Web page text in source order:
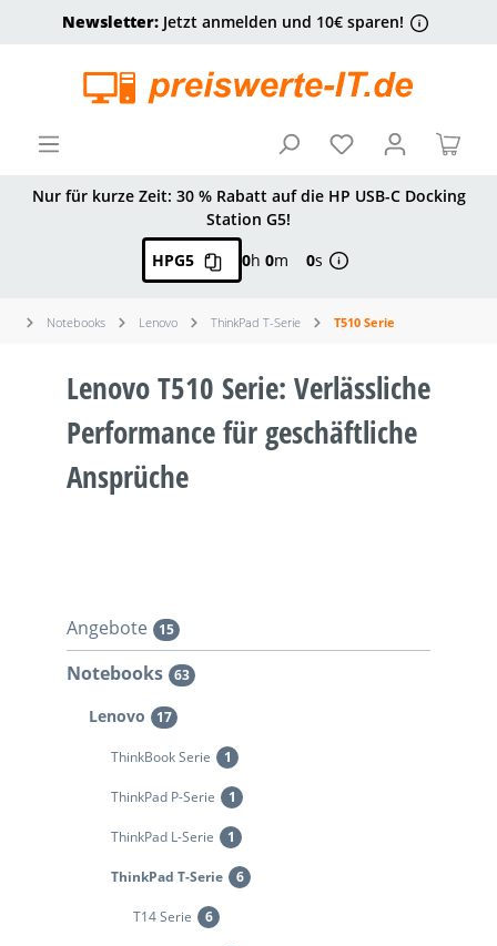
springen
Newsletter:Jetzt anmelden und 10€ sparen!
Nur für kurze Zeit: 30 % Rabatt auf die HP USB-C Docking
Station G5!
HPG5
0h 0m 0s
Notebooks Lenovo ThinkPad T-Serie T510 Serie
Lenovo T510 Serie: Verlässliche
Performance für geschäftliche
Ansprüche
Angebote 15
Notebooks 63
Lenovo 17
ThinkBook Serie 1
ThinkPad P-Serie 1
ThinkPad L-Serie 1
ThinkPad T-Serie 6
T14 Serie 6